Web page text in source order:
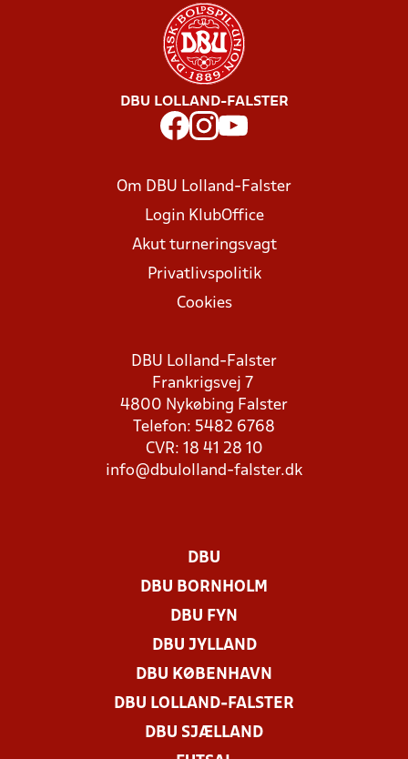
DBU LOLLAND-FALSTER
Om DBU Lolland-Falster
Login KlubOffice
Akut turneringsvagt
Privatlivspolitik
Cookies
DBU Lolland-Falster
Frankrigsvej 7
4800 Nykøbing Falster
Telefon: 5482 6768
CVR: 18 41 28 10
info@dbulolland-falster.dk
DBU
DBU BORNHOLM
DBU FYN
DBU JYLLAND
DBU KØBENHAVN
DBU LOLLAND-FALSTER
DBU SJÆLLAND